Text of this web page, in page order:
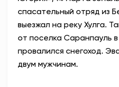
82,17
спасательный отряд из
выезжал на реку Хулга.
от поселка Саранпауль
провалился снегоход.
двум мужчинам.